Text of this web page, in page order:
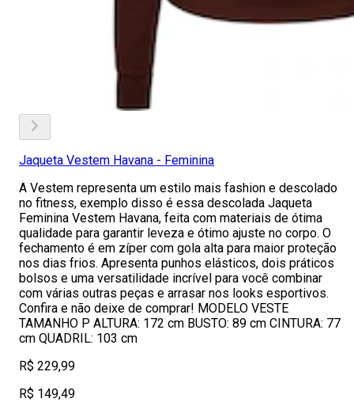
Jaqueta Vestem Havana - Feminina
A Vestem representa um estilo mais fashion e descolado
no fitness, exemplo disso é essa descolada Jaqueta
Feminina Vestem Havana, feita com materiais de ótima
qualidade para garantir leveza e ótimo ajuste no corpo. O
fechamento é em zíper com gola alta para maior proteção
nos dias frios. Apresenta punhos elásticos, dois práticos
bolsos e uma versatilidade incrível para você combinar
com várias outras peças e arrasar nos looks esportivos.
Confira e não deixe de comprar! MODELO VESTE
TAMANHO P ALTURA: 172 cm BUSTO: 89 cm CINTURA: 77
cm QUADRIL: 103 cm
R$ 229,99
R$ 149,49